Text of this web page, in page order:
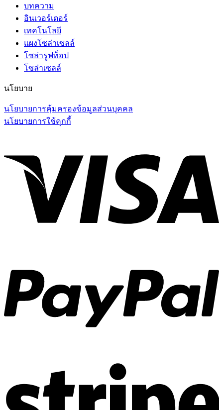
บทความ
อินเวอร์เตอร์
เทคโนโลยี
แผงโซล่าเซลล์
โซล่ารูฟท็อป
โซล่าเซลล์
นโยบาย
นโยบายการคุ้มครองข้อมูลส่วนบุคคล
นโยบายการใช้คุกกี้